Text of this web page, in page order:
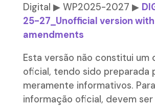
Digital ▶ WP2025-2027 ▶
25-27_Unofficial version with
amendments
Esta versão não constitui um
oficial, tendo sido preparada
meramente informativos.
informação oficial, devem